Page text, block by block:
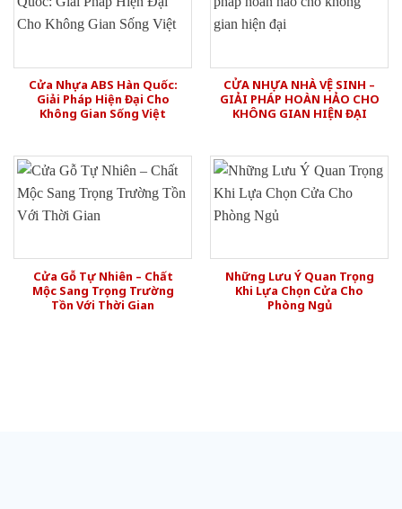
Cửa Nhựa ABS Hàn Quốc:
Giải Pháp Hiện Đại Cho
Không Gian Sống Việt
CỬA NHỰA NHÀ VỆ SINH –
GIẢI PHÁP HOÀN HẢO CHO
KHÔNG GIAN HIỆN ĐẠI
Cửa Gỗ Tự Nhiên – Chất
Mộc Sang Trọng Trường
Tồn Với Thời Gian
Những Lưu Ý Quan Trọng
Khi Lựa Chọn Cửa Cho
Phòng Ngủ